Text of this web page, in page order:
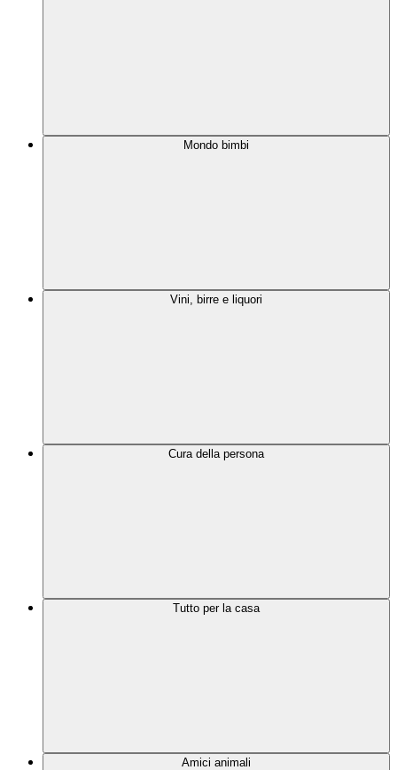
Mondo bimbi
Vini, birre e liquori
Cura della persona
Tutto per la casa
Amici animali